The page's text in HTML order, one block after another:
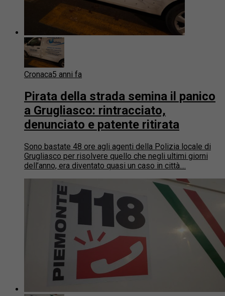
Cronaca5 anni fa
Pirata della strada semina il panico
a Grugliasco: rintracciato,
denunciato e patente ritirata
Sono bastate 48 ore agli agenti della Polizia locale di
Grugliasco per risolvere quello che negli ultimi giorni
dell’anno, era diventato quasi un caso in città....